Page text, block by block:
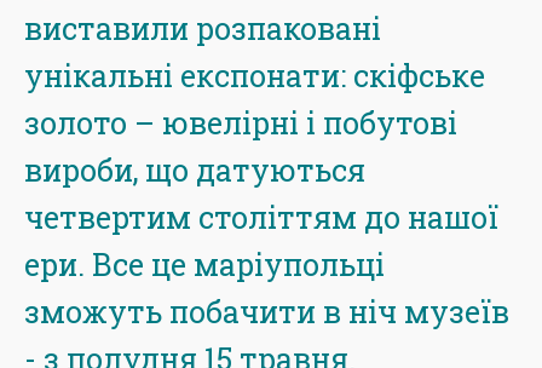
виставили розпаковані
унікальні експонати: скіфське
золото – ювелірні і побутові
вироби, що датуються
четвертим століттям до нашої
ери. Все це маріупольці
зможуть побачити в ніч музеїв
- з полудня 15 травня.